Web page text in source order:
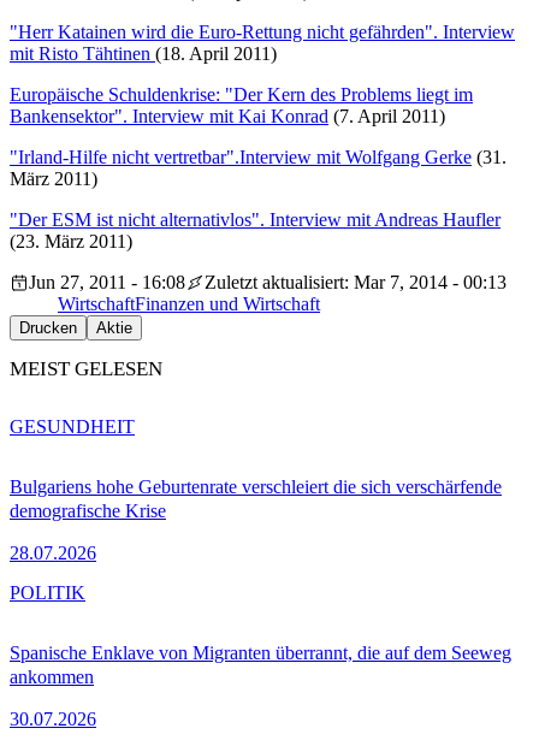
"Herr Katainen wird die Euro-Rettung nicht gefährden". Interview
mit Risto Tähtinen (18. April 2011)
Europäische Schuldenkrise: "Der Kern des Problems liegt im
Bankensektor". Interview mit Kai Konrad (7. April 2011)
"Irland-Hilfe nicht vertretbar".Interview mit Wolfgang Gerke (31.
März 2011)
"Der ESM ist nicht alternativlos". Interview mit Andreas Haufler
(23. März 2011)
Jun 27, 2011 - 16:08
Zuletzt aktualisiert: Mar 7, 2014 - 00:13
WirtschaftFinanzen und Wirtschaft
Drucken Aktie
MEIST GELESEN
Bulgariens hohe Geburtenrate verschleiert die sich verschärfende
demografische Krise
28.07.2026
GESUNDHEIT
Spanische Enklave von Migranten überrannt, die auf dem Seeweg
ankommen
30.07.2026
POLITIK